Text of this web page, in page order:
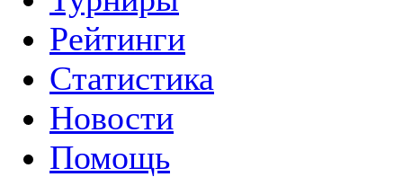
Рейтинги
Статистика
Новости
Помощь